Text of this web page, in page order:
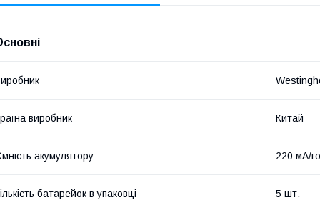
виробник Китай
акумулятору 220 мА/
батарейок в упаковці 5 шт.